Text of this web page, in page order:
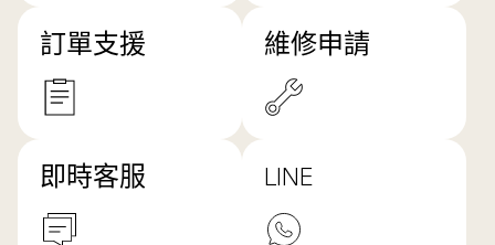
訂單支援 維修申請
即時客服 LINE